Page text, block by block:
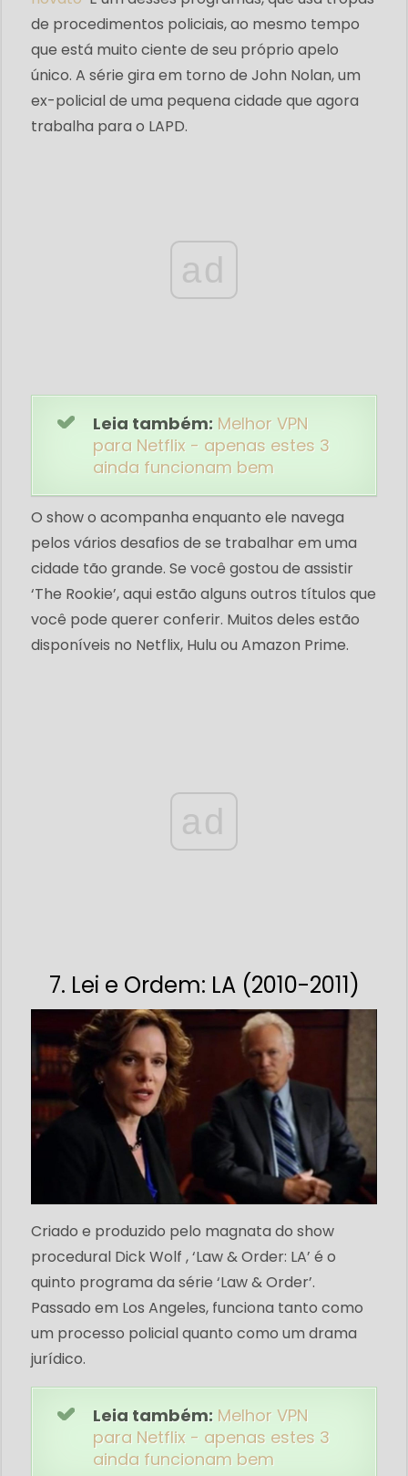
de procedimentos policiais, ao mesmo tempo
que está muito ciente de seu próprio apelo
único. A série gira em torno de John Nolan, um
ex-policial de uma pequena cidade que agora
trabalha para o LAPD.
ad
Leia também: Melhor VPN
para Netflix - apenas estes 3
ainda funcionam bem
O show o acompanha enquanto ele navega
pelos vários desafios de se trabalhar em uma
cidade tão grande. Se você gostou de assistir
‘The Rookie’, aqui estão alguns outros títulos que
você pode querer conferir. Muitos deles estão
disponíveis no Netflix, Hulu ou Amazon Prime.
ad
7. Lei e Ordem: LA (2010-2011)
Criado e produzido pelo magnata do show
procedural Dick Wolf , ‘Law & Order: LA’ é o
quinto programa da série ‘Law & Order’.
Passado em Los Angeles, funciona tanto como
um processo policial quanto como um drama
jurídico.
Leia também: Melhor VPN
para Netflix - apenas estes 3
ainda funcionam bem